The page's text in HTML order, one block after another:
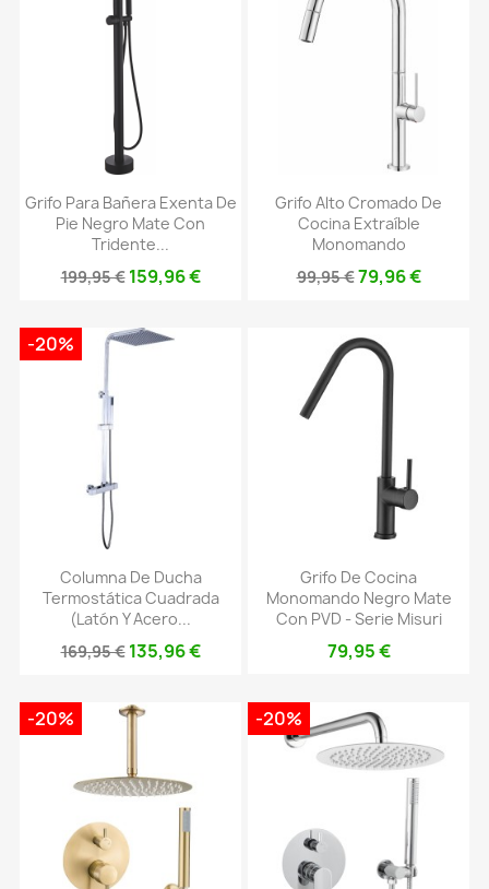
Grifo Para Bañera Exenta De
Pie Negro Mate Con
Tridente...
199,95 € 159,96 €
Grifo Alto Cromado De
Cocina Extraíble
Monomando
99,95 €79,96 €
Columna De Ducha
Termostática Cuadrada
(latón Y Acero...
169,95 € 135,96 €
-20%
Grifo De Cocina
Monomando Negro Mate
Con PVD - Serie Misuri
79,95 €
-20% -20%